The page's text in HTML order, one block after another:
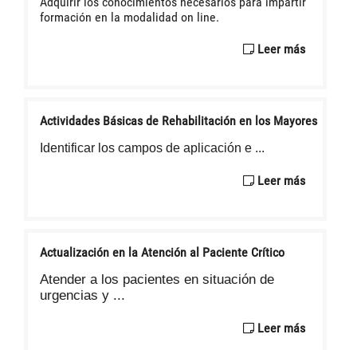
formación en la modalidad on line.
Leer más
Actividades Básicas de Rehabilitación en los Mayores
Identificar los campos de aplicación e ...
Leer más
Actualización en la Atención al Paciente Crítico
Atender a los pacientes en situación de
urgencias y ...
Leer más